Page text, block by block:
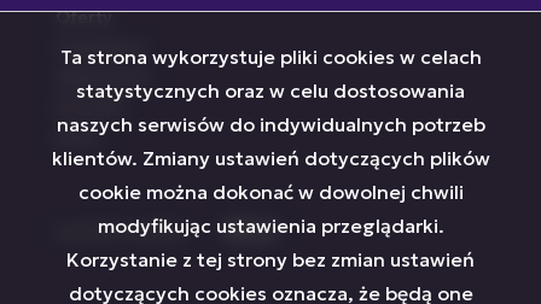
Oferty
Inwestycje
Kontakt
Rodo
social media Facebook
Facebook
Facebook
Ta strona wykorzystuje pliki cookies w celach
statystycznych oraz w celu dostosowania
naszych serwisów do indywidualnych potrzeb
klientów. Zmiany ustawień dotyczących plików
cookie można dokonać w dowolnej chwili
modyfikując ustawienia przeglądarki.
Korzystanie z tej strony bez zmian ustawień
dotyczących cookies oznacza, że będą one